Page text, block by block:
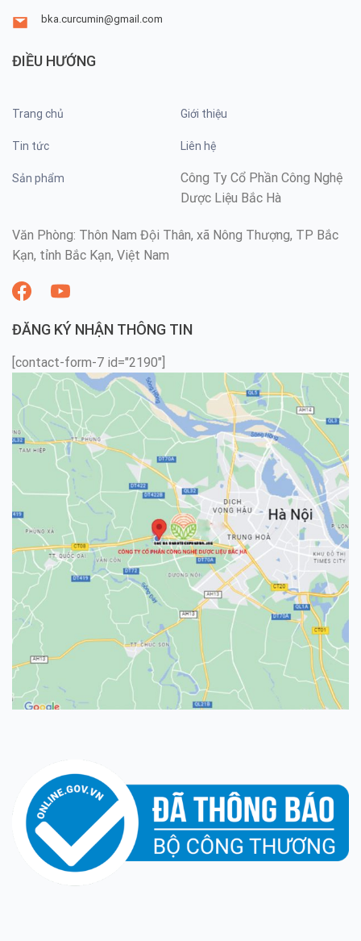
bka.curcumin@gmail.com
ĐIỀU HƯỚNG
Trang chủ Giới thiệu
Tin tức Liên hệ
Sản phẩm
Công Ty Cổ Phần Công Nghệ
Dược Liệu Bắc Hà
Văn Phòng: Thôn Nam Đội Thân, xã Nông Thượng, TP Bắc
Kạn, tỉnh Bắc Kạn, Việt Nam
ĐĂNG KÝ NHẬN THÔNG TIN
[contact-form-7 id="2190"]